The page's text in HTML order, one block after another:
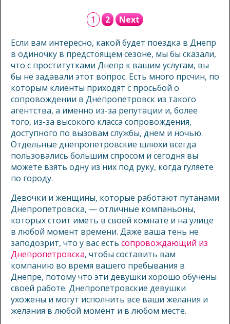
1 2 Next
Если вам интересно, какой будет поездка в Днепр
в одиночку в предстоящем сезоне, мы бы сказали,
что с проститутками Днепр к вашим услугам, вы
бы не задавали этот вопрос. Есть много прcчин, по
которым клиенты приходят с просьбой о
сопровождении в Днепропетровск из такого
агентства, а именно из-за репутации и, более
того, из-за высокого класса сопровождения,
доступного по вызовам службы, днем ​​и ночью.
Отдельные днепропетровские шлюхи всегда
пользовались большим спросом и сегодня вы
можете взять одну из них под руку, когда гуляете
по городу.
Девочки и женщины, которые работают путанами
Днепропетровска, — отличные компаньоны,
которых стоит иметь в своей комнате и на улице
в любой момент времени. Даже ваша тень не
заподозрит, что у вас есть сопровождающий из
Днепропетровска, чтобы составить вам
компанию во время вашего пребывания в
Днепре, потому что эти девушки хорошо обучены
своей работе. Днепропетровские девушки
ухожены и могут исполнить все ваши желания и
желания в любой момент и в любом месте.